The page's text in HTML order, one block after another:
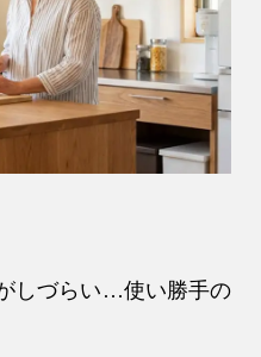
しづらい…使い勝手の